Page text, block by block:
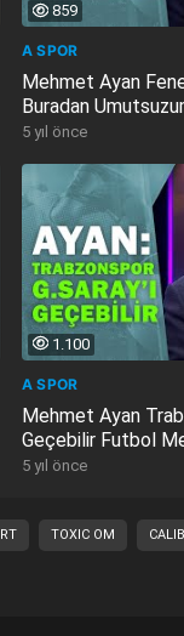
859
A SPOR
Mehmet Ayan
Buradan
Meydanı...
5 yıl önce
1.100
A SPOR
Mehmet Ayan
Geçebilir Futbol
5 yıl önce
TOXIC OM